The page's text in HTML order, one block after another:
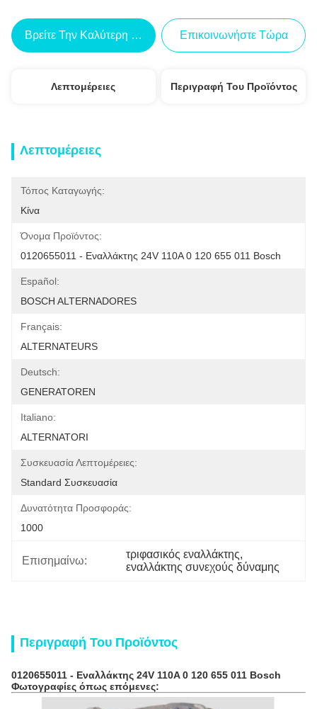
Βρείτε Την Καλύτερη Τιμή Επικοινωνήστε Τώρα
Λεπτομέρειες Περιγραφή Του Προϊόντος
Λεπτομέρειες
Τόπος Καταγωγής:
Κίνα
Όνομα Προϊόντος:
0120655011 - Εναλλάκτης 24V 110A 0 120 655 011 Bosch
Español:
BOSCH ALTERNADORES
Français:
ALTERNATEURS
Deutsch:
GENERATOREN
Italiano:
ALTERNATORI
Συσκευασία Λεπτομέρειες:
Standard Συσκευασία
Δυνατότητα Προσφοράς:
1000
Επισημαίνω:
τριφασικός εναλλάκτης,
εναλλάκτης συνεχούς δύναμης
Περιγραφή Του Προϊόντος
0120655011 - Εναλλάκτης 24V 110A 0 120 655 011 Bosch
Φωτογραφίες όπως επόμενες: